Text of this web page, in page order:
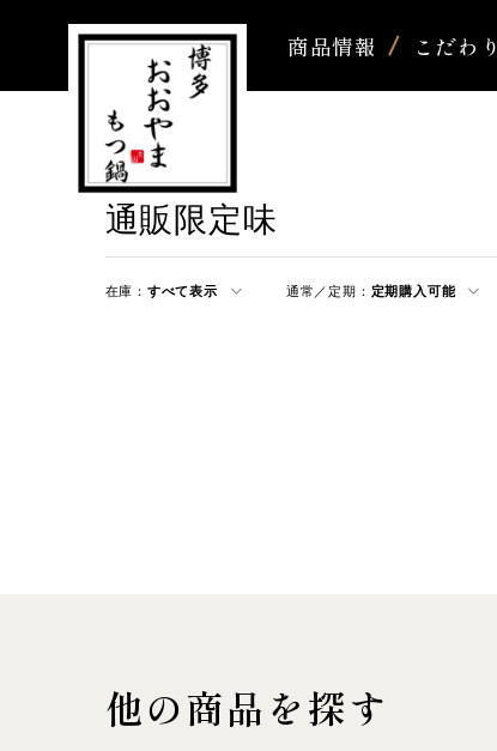
商品情報 こだわり
通販限定味
在庫： すべて表示 通常／定期： 定期購入可能
他の商品を探す